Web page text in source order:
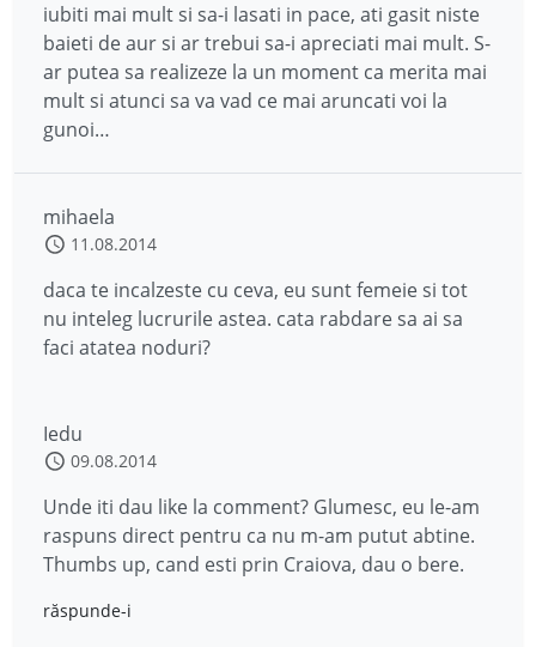
iubiti mai mult si sa-i lasati in pace, ati gasit niste
baieti de aur si ar trebui sa-i apreciati mai mult. S-
ar putea sa realizeze la un moment ca merita mai
mult si atunci sa va vad ce mai aruncati voi la
gunoi…
mihaela
11.08.2014
daca te incalzeste cu ceva, eu sunt femeie si tot
nu inteleg lucrurile astea. cata rabdare sa ai sa
faci atatea noduri?
Iedu
09.08.2014
Unde iti dau like la comment? Glumesc, eu le-am
raspuns direct pentru ca nu m-am putut abtine.
Thumbs up, cand esti prin Craiova, dau o bere.
răspunde-i